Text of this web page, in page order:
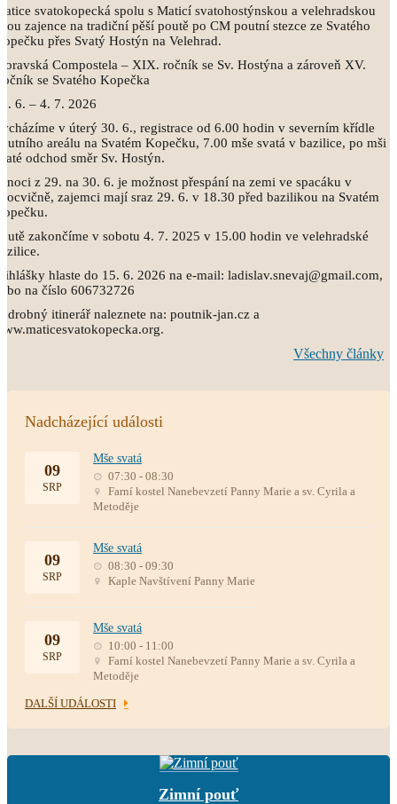
svatokopecká spolu s Maticí svatohostýnskou a velehradskou
zajence na tradiční pěší poutě po CM poutní stezce ze Svatého
přes Svatý Hostýn na Velehrad.
Compostela – XIX. ročník se Sv. Hostýna a zároveň XV.
se Svatého Kopečka
6. – 4. 7. 2026
v úterý 30. 6., registrace od 6.00 hodin v severním křídle
areálu na Svatém Kopečku, 7.00 mše svatá v bazilice, po mši
odchod směr Sv. Hostýn.
noci z 29. na 30. 6. je možnost přespání na zemi ve spacáku v
zajemci mají sraz 29. 6. v 18.30 před bazilikou na Svatém
zakončíme v sobotu 4. 7. 2025 v 15.00 hodin ve velehradské
hlaste do 15. 6. 2026 na e-mail: ladislav.snevaj@gmail.com,
na číslo 606732726
itinerář naleznete na: poutnik-jan.cz a
Všechny články
Nadcházející události
09
SRP
Mše svatá
07:30 - 08:30
Farní kostel Nanebevzetí Panny Marie a sv. Cyrila a
Metoděje
09
SRP
Mše svatá
08:30 - 09:30
Kaple Navštívení Panny Marie
09
SRP
Mše svatá
10:00 - 11:00
Farní kostel Nanebevzetí Panny Marie a sv. Cyrila a
Metoděje
DALŠÍ UDÁLOSTI
Zimní pouť